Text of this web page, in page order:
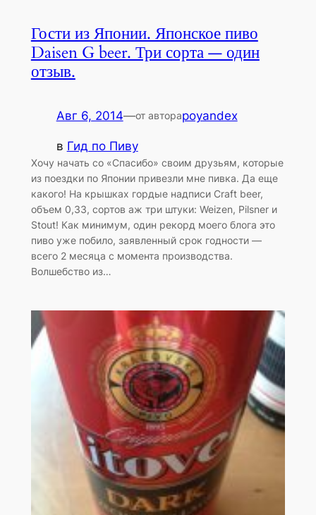
Гости из Японии. Японское пиво
Daisen G beer. Три сорта — один
отзыв.
Авг 6, 2014—от автораpoyandex
в Гид по Пиву
Хочу начать со «Спасибо» своим друзьям, которые
из поездки по Японии привезли мне пивка. Да еще
какого! На крышках гордые надписи Craft beer,
объем 0,33, сортов аж три штуки: Weizen, Pilsner и
Stout! Как минимум, один рекорд моего блога это
пиво уже побило, заявленный срок годности —
всего 2 месяца с момента производства.
Волшебство из…